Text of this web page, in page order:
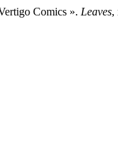
Comics ». Leaves,